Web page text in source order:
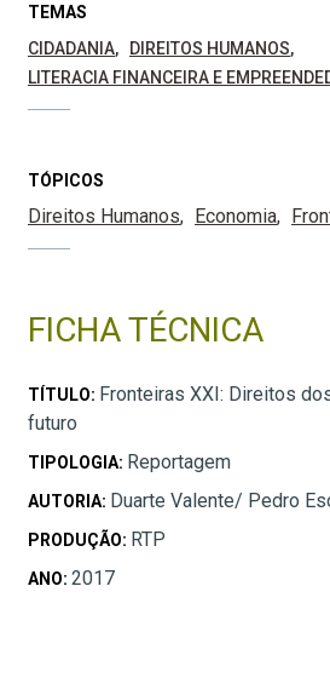
TEMAS
CIDADANIA
DIREITOS HUMANOS
LITERACIA FINANCEIRA E
TÓPICOS
Direitos Humanos Economia
FICHA TÉCNICA
TÍTULO: Fronteiras XXI: Direitos
futuro
TIPOLOGIA: Reportagem
AUTORIA: Duarte Valente/ Pedro
PRODUÇÃO: RTP
ANO: 2017